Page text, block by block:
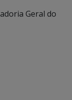
Geral do